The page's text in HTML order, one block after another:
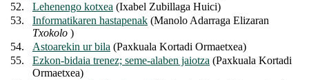
52.
Lehenengo kotxea (Ixabel Zubillaga Huici)
53.
Informatikaren hastapenak (Manolo Adarraga Elizaran
Txokolo )
54.
Astoarekin ur bila (Paxkuala Kortadi Ormaetxea)
55.
Ezkon-bidaia trenez; seme-alaben jaiotza (Paxkuala Kortadi
Ormaetxea)